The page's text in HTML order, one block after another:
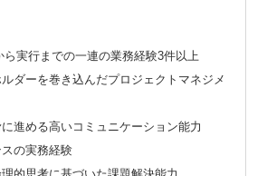
実行までの一連の業務経験3件以上
ダーを巻き込んだプロジェクトマネジメ
進める高いコミュニケーション能力
の実務経験